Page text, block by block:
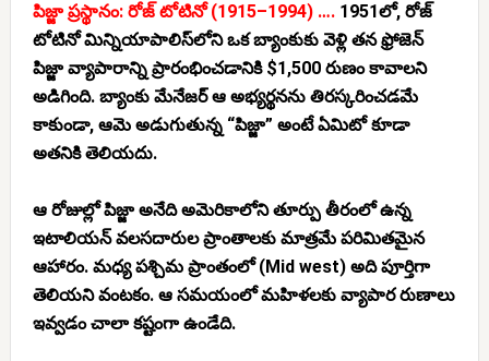
పిజ్జా ప్రస్థానం: రోజ్ టోటినో (1915–1994) …. 1951లో, రోజ్
టోటినో మిన్నియాపాలిస్‌లోని ఒక బ్యాంకుకు వెళ్లి తన ఫ్రోజెన్
పిజ్జా వ్యాపారాన్ని ప్రారంభించడానికి $1,500 రుణం కావాలని
అడిగింది. బ్యాంకు మేనేజర్ ఆ అభ్యర్థనను తిరస్కరించడమే
కాకుండా, ఆమె అడుగుతున్న “పిజ్జా” అంటే ఏమిటో కూడా
అతనికి తెలియదు.
ఆ రోజుల్లో పిజ్జా అనేది అమెరికాలోని తూర్పు తీరంలో ఉన్న
ఇటాలియన్ వలసదారుల ప్రాంతాలకు మాత్రమే పరిమితమైన
ఆహారం. మధ్య పశ్చిమ ప్రాంతంలో (Mid west) అది పూర్తిగా
తెలియని వంటకం. ఆ సమయంలో మహిళలకు వ్యాపార రుణాలు
ఇవ్వడం చాలా కష్టంగా ఉండేది.